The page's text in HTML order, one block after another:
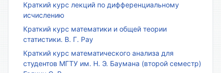
Краткий курс лекций по дифференциальному
исчислению
Краткий курс математики и общей теории
статистики. В. Г. Рау
Краткий курс математического анализа для
студентов МГТУ им. Н. Э. Баумана (второй семестр)